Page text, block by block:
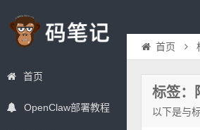
首页
OpenClaw部署教程
首页
标签：
以下是与